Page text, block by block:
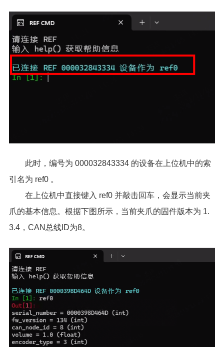
此时，编号为 000032843334 的设备在上位机中的索
引名为 ref0 。
在上位机中直接键入 ref0 并敲击回车，会显示当前夹
爪的基本信息。根据下图所示，当前夹爪的固件版本为 1.
3.4，CAN总线ID为8。